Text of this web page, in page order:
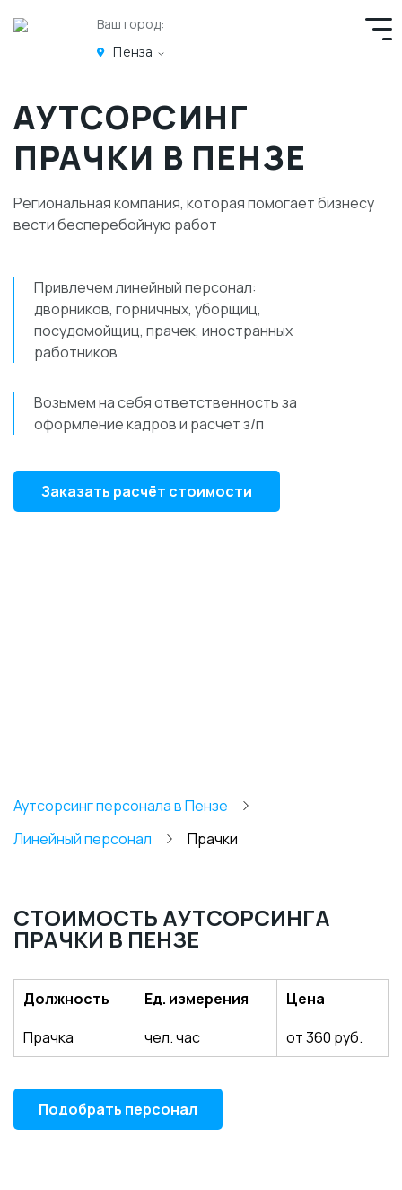
Ваш город:
Пенза
АУТСОРСИНГ
ПРАЧКИ В ПЕНЗЕ
Региональная компания, которая помогает бизнесу
вести бесперебойную работ
Привлечем линейный персонал:
дворников, горничных, уборщиц,
посудомойщиц, прачек, иностранных
работников
Возьмем на себя ответственность за
оформление кадров и расчет з/п
Заказать расчёт стоимости
Аутсорсинг персонала в Пензе
Линейный персонал
Прачки
СТОИМОСТЬ АУТСОРСИНГА
ПРАЧКИ В ПЕНЗЕ
Должность Ед. измерения
Цена
Прачка
чел. час от 360 руб.
Подобрать персонал